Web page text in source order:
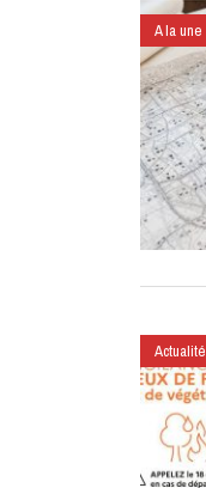
A la une
Actualité